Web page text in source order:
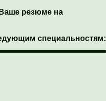
резюме на
специальностям: